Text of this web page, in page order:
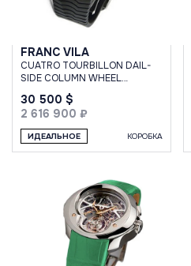
FRANC VILA
CUATRO TOURBILLON DAIL-
SIDE COLUMN WHEEL
MONOPUSHER
CHRONOGRAPH
30 500 $
2 616 900 ₽
ИДЕАЛЬНОЕ КОРОБКА